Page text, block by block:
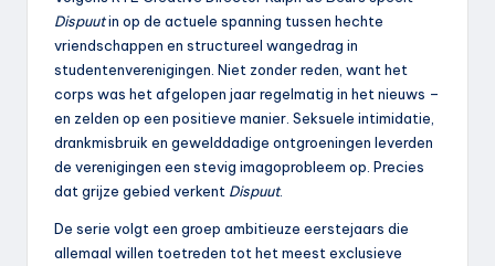
Dispuutin op de actuele spanning tussen hechte
vriendschappen en structureel wangedrag in
studentenverenigingen. Niet zonder reden, want het
corps was het afgelopen jaar regelmatig in het nieuws –
en zelden op een positieve manier. Seksuele intimidatie,
drankmisbruik en gewelddadige ontgroeningen leverden
de verenigingen een stevig imagoprobleem op. Precies
dat grijze gebied verkent Dispuut.
De serie volgt een groep ambitieuze eerstejaars die
allemaal willen toetreden tot het meest exclusieve